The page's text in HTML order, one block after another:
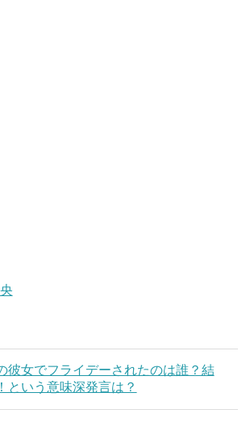
彼女でフライデーされたのは誰？結
という意味深発言は？